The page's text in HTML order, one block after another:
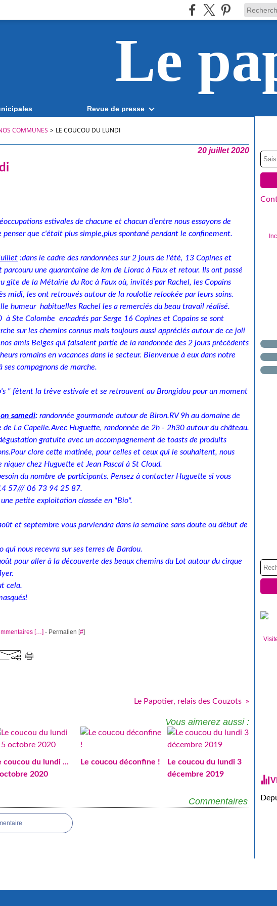
Le
Revue de presse
COMMUNES > LE COUCOU DU LUNDI
20 juillet 2020
estivales de chacune et chacun d'entre nous essayons de
penser que c'était plus simple,plus spontané pendant le confinement.
:dans le cadre des randonnées sur 2 jours de l'été, 13 Copines et
parcouru une quarantaine de km de Liorac à Faux et retour. Ils ont passé
gite de la Métairie du Roc à Faux où, invités par Rachel, les Copains
midi, les ont retrouvés autour de la roulotte relookée par leurs soins.
humeur habituelles Rachel les a remerciés du beau travail réalisé.
à Ste Colombe encadrés par Serge 16 Copines et Copains se sont
sur les chemins connus mais toujours aussi appréciés autour de ce joli
amis Belges qui faisaient partie de la randonnée des 2 jours précédents
romains en vacances dans le secteur. Bienvenue à eux dans notre
compagnons de marche.
" fêtent la trêve estivale et se retrouvent au Brongidou pour un moment
samedi: randonnée gourmande autour de Biron.RV 9h au domaine de
de La Capelle.Avec Huguette, randonnée de 2h - 2h30 autour du château.
gratuite avec un accompagnement de toasts de produits
clore cette matinée, pour celles et ceux qui le souhaitent, nous
niquer chez Huguette et Jean Pascal à St Cloud.
du nombre de participants. Pensez à contacter Huguette si vous
57/// 06 73 94 25 87.
petite exploitation classée en "Bio".
et septembre vous parviendra dans la semaine sans doute ou début de
qui nous recevra sur ses terres de Bardou.
pour aller à la découverte des beaux chemins du Lot autour du cirque
cela.
[…] - Permalien [#]
Le Papotier, relais des Couzots
Vous aimerez aussi :
coucou du lundi ...
2020
Le coucou déconfine !
Le coucou du lundi 3
décembre 2019
Commentaires